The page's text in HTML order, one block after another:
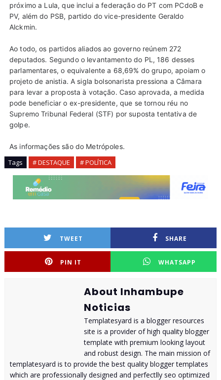
próximo a Lula, que inclui a federação do PT com PCdoB e
PV, além do PSB, partido do vice-presidente Geraldo
Alckmin.
Ao todo, os partidos aliados ao governo reúnem 272
deputados. Segundo o levantamento do PL, 186 desses
parlamentares, o equivalente a 68,69% do grupo, apoiam o
projeto de anistia. A sigla bolsonarista pressiona a Câmara
para levar a proposta à votação. Caso aprovada, a medida
pode beneficiar o ex-presidente, que se tornou réu no
Supremo Tribunal Federal (STF) por suposta tentativa de
golpe.
As informações são do Metrópoles.
Tags # DESTAQUE # POLÍTICA
TWEET SHARE
PIN IT WHATSAPP
About Inhambupe
Noticias
Templatesyard is a blogger resources
site is a provider of high quality blogger
template with premium looking layout
and robust design. The main mission of
templatesyard is to provide the best quality blogger templates
which are professionally designed and perfectlly seo optimized